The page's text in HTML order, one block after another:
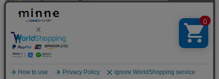
実在証明・盗聴対策
サイバー攻撃対策（GMO Flatt Security）
セキュリティ事業の軌跡